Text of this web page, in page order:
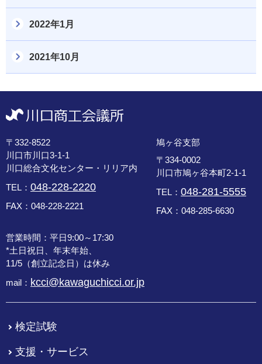
2022年1月
2021年10月
〒332-8522
川口市川口3-1-1
川口総合文化センター・リリア内
TEL： 048-228-2220
FAX：048-228-2221
鳩ヶ谷支部
〒334-0002
川口市鳩ヶ谷本町2-1-1
TEL： 048-281-5555
FAX：048-285-6630
営業時間：平日9:00～17:30
*土日祝日、年末年始、
11/5（創立記念日）は休み
mail： kcci@kawaguchicci.or.jp
検定試験
支援・サービス